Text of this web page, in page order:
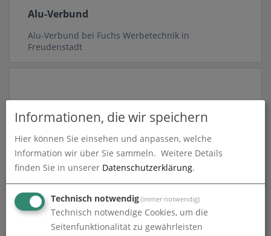
Alu-Verbund
Alu-Verbund bei Fuchs Werbetechnik in
Freudenstadt
Aluminium
Aluminium bei Fuchs Werbetechnik in Freudenstadt
Informationen, die wir speichern
Hier können Sie einsehen und anpassen, welche
Information wir über Sie sammeln. Weitere Details
finden Sie in unserer Datenschutzerklärung.
Technisch notwendig(immer notwendig)
Technisch notwendige Cookies, um die
Seitenfunktionalität zu gewährleisten